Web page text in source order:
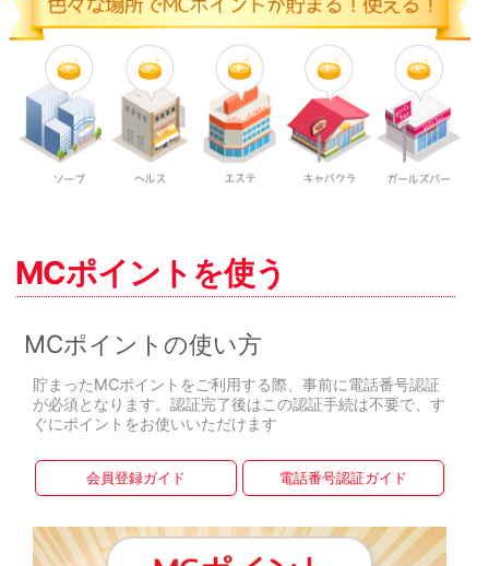
MCポイントを使う
MCポイントの使い方
貯まったMCポイントをご利用する際、事前に電話番号認証
が必須となります。認証完了後はこの認証手続は不要で、す
ぐにポイントをお使いいただけます
会員登録ガイド 電話番号認証ガイド